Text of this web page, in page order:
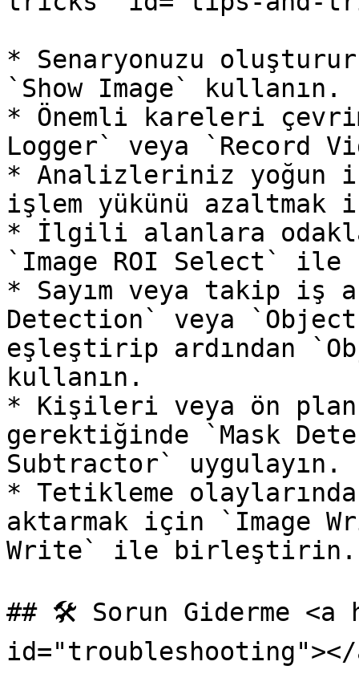
* Senaryonuzu
`Show Image` kullanın.
* Önemli kareleri
Logger` veya `Record
* Analizleriniz yoğun
işlem yükünü
* İlgili alanlara
`Image ROI Select` ile
* Sayım veya takip iş
Detection` veya
eşleştirip ardından
kullanın.
* Kişileri veya ön
gerektiğinde `Mask
Subtractor` uygulayın.
* Tetikleme
aktarmak için `Image
Write` ile birleştirin.
## 🛠️ Sorun Giderme
id="troubleshooting"></